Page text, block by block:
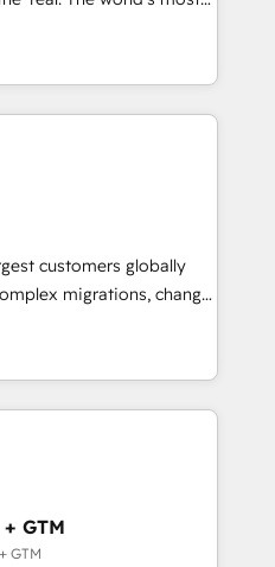
HubSpot Solutions
EMEA, APAC and NAM,
and
Hub. 🧭 From
powered automation,
human at global
of trust built through
customers globally
migrations, change
and creative
impact and
full-
in the HubSpot
globally
frameworks that
GTM
GTM